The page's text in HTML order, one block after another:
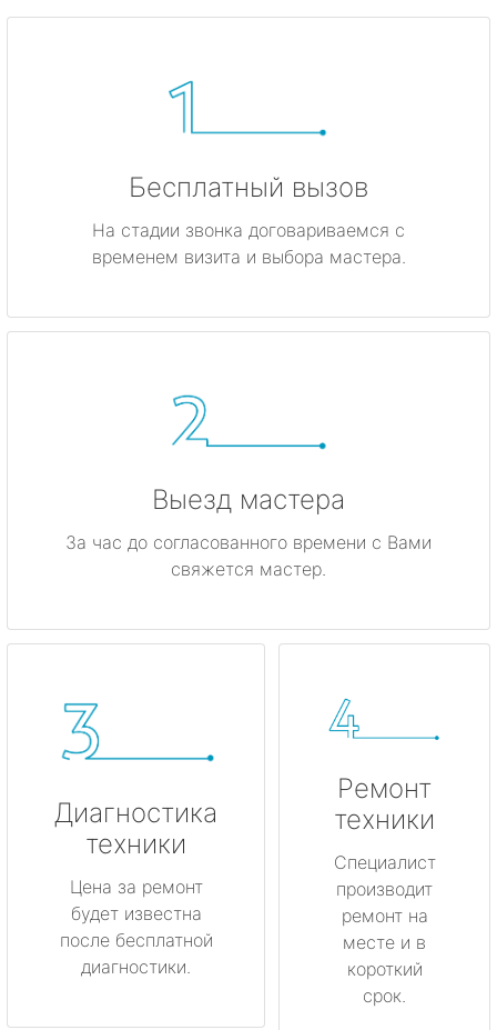
Бесплатный вызов
На стадии звонка договариваемся с
временем визита и выбора мастера.
Выезд мастера
За час до согласованного времени с Вами
свяжется мастер.
Диагностика
техники
Цена за ремонт
будет известна
после бесплатной
диагностики.
Ремонт
техники
Специалист
производит
ремонт на
месте и в
короткий
срок.